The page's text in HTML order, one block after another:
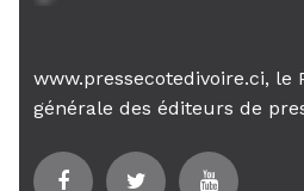
www.pressecotedivoire.ci,
générale des éditeurs de